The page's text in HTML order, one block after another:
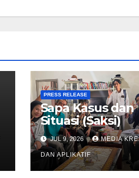
PRESS RELEASE
Sapa Kasus dan
Situasi (Saksi)
JUL 9, 2026 MEDIA
DAN APLIKATIF